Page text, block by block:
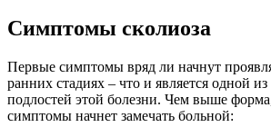
Симптомы сколиоза
Первые симптомы вряд ли начнут
ранних стадиях – что и является одной
подлостей этой болезни. Чем выше
симптомы начнет замечать больной: